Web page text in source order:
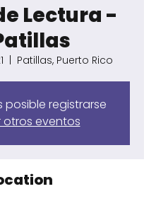
Lectura -
  |
Patillas, Puerto Rico
posible registrarse
otros eventos